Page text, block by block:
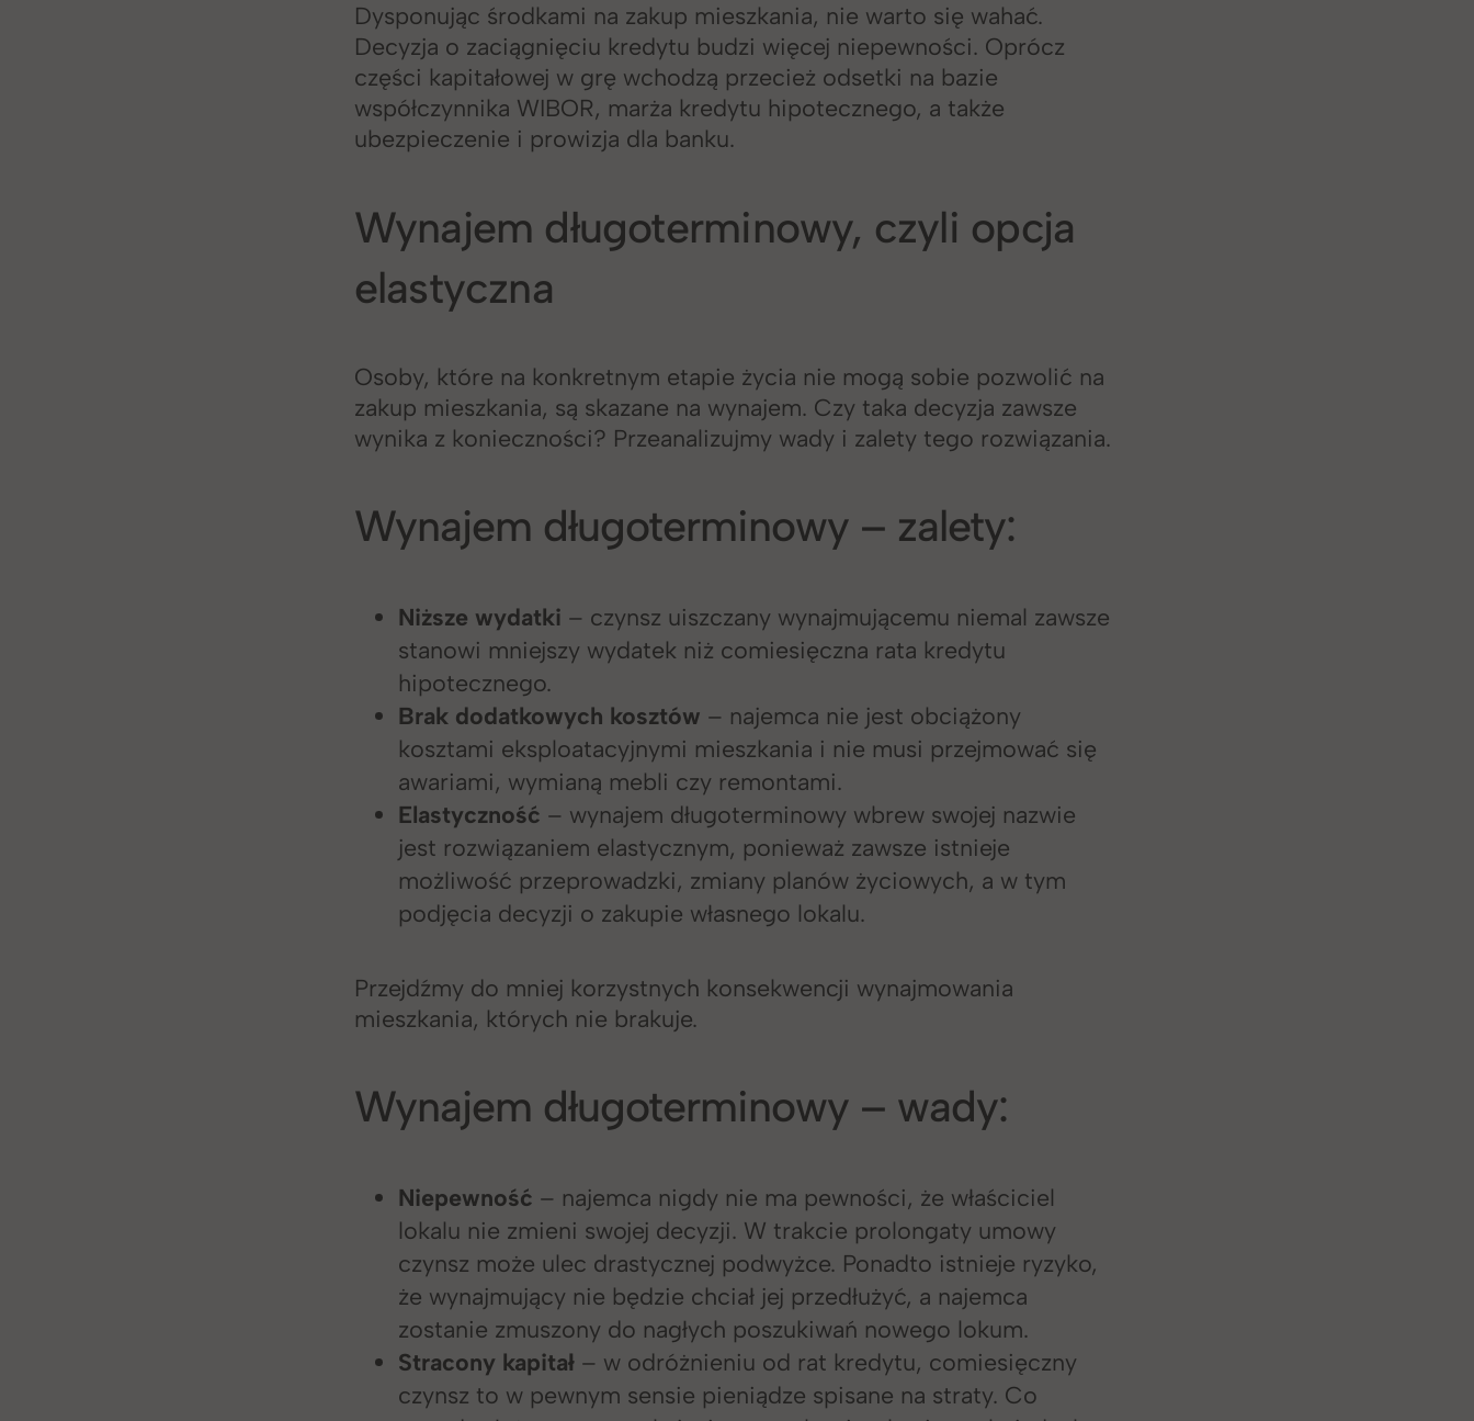
Dysponując środkami na zakup mieszkania, nie warto się wahać.
Decyzja o zaciągnięciu kredytu budzi więcej niepewności. Oprócz
części kapitałowej w grę wchodzą przecież odsetki na bazie
współczynnika WIBOR, marża kredytu hipotecznego, a także
ubezpieczenie i prowizja dla banku.
Wynajem długoterminowy, czyli opcja
elastyczna
Osoby, które na konkretnym etapie życia nie mogą sobie pozwolić na
zakup mieszkania, są skazane na wynajem. Czy taka decyzja zawsze
wynika z konieczności? Przeanalizujmy wady i zalety tego rozwiązania.
Wynajem długoterminowy – zalety:
Niższe wydatki – czynsz uiszczany wynajmującemu niemal zawsze
stanowi mniejszy wydatek niż comiesięczna rata kredytu
hipotecznego.
Brak dodatkowych kosztów – najemca nie jest obciążony
kosztami eksploatacyjnymi mieszkania i nie musi przejmować się
awariami, wymianą mebli czy remontami.
Elastyczność – wynajem długoterminowy wbrew swojej nazwie
jest rozwiązaniem elastycznym, ponieważ zawsze istnieje
możliwość przeprowadzki, zmiany planów życiowych, a w tym
podjęcia decyzji o zakupie własnego lokalu.
Przejdźmy do mniej korzystnych konsekwencji wynajmowania
mieszkania, których nie brakuje.
Wynajem długoterminowy – wady:
Niepewność – najemca nigdy nie ma pewności, że właściciel
lokalu nie zmieni swojej decyzji. W trakcie prolongaty umowy
czynsz może ulec drastycznej podwyżce. Ponadto istnieje ryzyko,
że wynajmujący nie będzie chciał jej przedłużyć, a najemca
zostanie zmuszony do nagłych poszukiwań nowego lokum.
Stracony kapitał– w odróżnieniu od rat kredytu, comiesięczny
czynsz to w pewnym sensie pieniądze spisane na straty. Co